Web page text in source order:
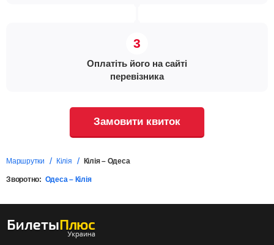
Оплатіть його на сайті
перевізника
Замовити квиток
Маршрутки Кілія Кілія – Одеса
Зворотно: Одеса – Кілія